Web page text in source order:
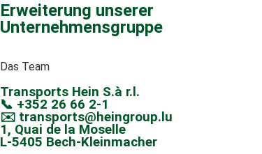
Erweiterung unserer
Unternehmensgruppe
Das Team
Transports Hein S.à r.l.
📞 +352 26 66 2-1
✉️ transports@heingroup.lu
1, Quai de la Moselle
L-5405 Bech-Kleinmacher